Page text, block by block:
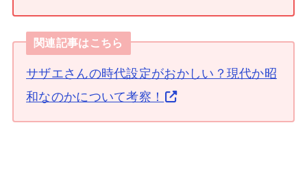
関連記事はこちら
サザエさんの時代設定がおかしい？現代か昭
和なのかについて考察！